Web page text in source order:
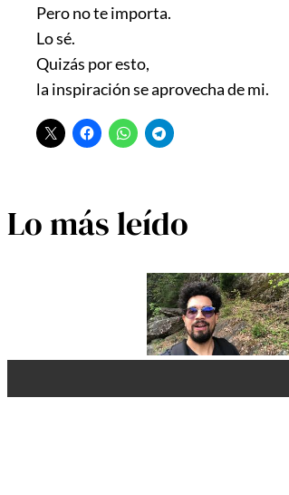
Pero no te importa.
Lo sé.
Quizás por esto,
la inspiración se aprovecha de mi.
Lo más leído